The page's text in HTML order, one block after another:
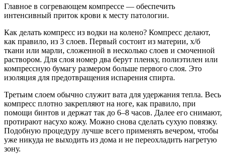
Главное в согревающем компрессе — обеспечить
интенсивный приток крови к месту патологии.
Как делать компресс из водки на колено? Компресс делают,
как правило, из 3 слоев. Первый состоит из материи, х/б
ткани или марли, сложенной в несколько слоев и смоченной
раствором. Для слоя номер два берут пленку, полиэтилен или
компрессную бумагу размером больше первого слоя. Это
изоляция для предотвращения испарения спирта.
Третьим слоем обычно служит вата для удержания тепла. Весь
компресс плотно закрепляют на ноге, как правило, при
помощи бинтов и держат так до 6–8 часов. Далее его снимают,
протирают насухо кожу. Можно снова сделать сухую повязку.
Подобную процедуру лучше всего применять вечером, чтобы
уже никуда не выходить из дома и не переохладить нагретую
зону.